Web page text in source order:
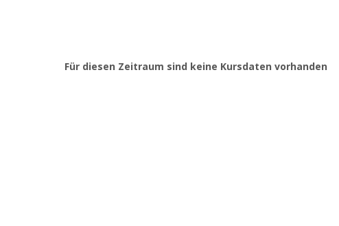
Für diesen Zeitraum sind keine Kursdaten vorhanden